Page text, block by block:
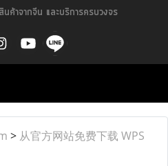
ค้าจากจีน และบริการครบวงจร
> 从官方网站免费下载 WPS